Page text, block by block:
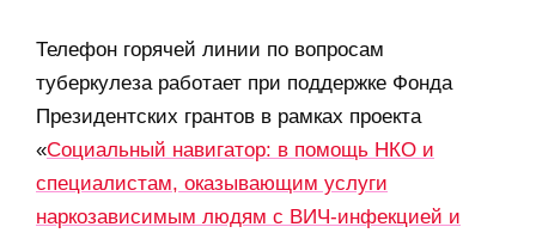
Телефон горячей линии по вопросам
туберкулеза работает при поддержке Фонда
Президентских грантов в рамках проекта
«Социальный навигатор: в помощь НКО и
специалистам, оказывающим услуги
наркозависимым людям с ВИЧ-инфекцией и